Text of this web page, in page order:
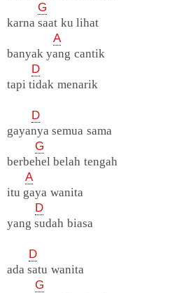
G
karna saat ku lihat
A
banyak yang cantik
D
tapi tidak menarik
D
gayanya semua sama
G
berbehel belah tengah
A
itu gaya wanita
D
yang sudah biasa
D
ada satu wanita
G